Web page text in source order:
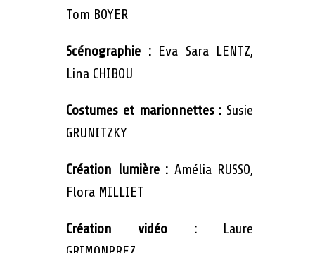
Tom BOYER
Scénographie :Eva Sara LENTZ,
Lina CHIBOU
Costumes et marionnettes : Susie
GRUNITZKY
Création lumière : Amélia RUSSO,
Flora MILLIET
Création vidéo :Laure